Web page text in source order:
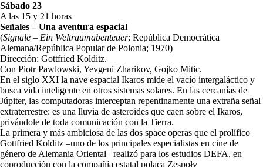
Sábado 23
A las 15 y 21 horas
Señales – Una aventura espacial
(Signale – Ein Weltraumabenteuer; República Democrática
Alemana/República Popular de Polonia; 1970)
Dirección: Gottfried Kolditz.
Con Piotr Pawlowski, Yevgeni Zharikov, Gojko Mitic.
En el siglo XXI la nave espacial Ikaros mide el vacío intergaláctico y
busca vida inteligente en otros sistemas solares. En las cercanías de
Júpiter, las computadoras interceptan repentinamente una extraña señal
extraterrestre: es una lluvia de asteroides que caen sobre el Ikaros,
privándole de toda comunicación con la Tierra.
La primera y más ambiciosa de las dos space operas que el prolífico
Gottfried Kolditz –uno de los principales especialistas en cine de
género de Alemania Oriental– realizó para los estudios DEFA, en
coproducción con la compañía estatal polaca Zespoły